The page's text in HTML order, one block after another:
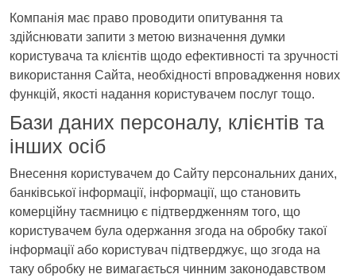
Компанія має право проводити опитування та
здійснювати запити з метою визначення думки
користувача та клієнтів щодо ефективності та зручності
використання Сайта, необхідності впровадження нових
функцій, якості надання користувачем послуг тощо.
Бази даних персоналу, клієнтів та
інших осіб
Внесення користувачем до Сайту персональних даних,
банківської інформації, інформації, що становить
комерційну таємницю є підтвердженням того, що
користувачем була одержання згода на обробку такої
інформації або користувач підтверджує, що згода на
таку обробку не вимагається чинним законодавством